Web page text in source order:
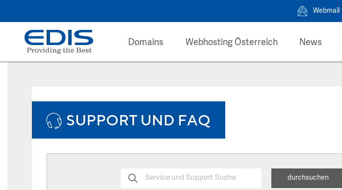
Webmail
Domains Webhosting Österreich News
SUPPORT UND FAQ
durchsuchen